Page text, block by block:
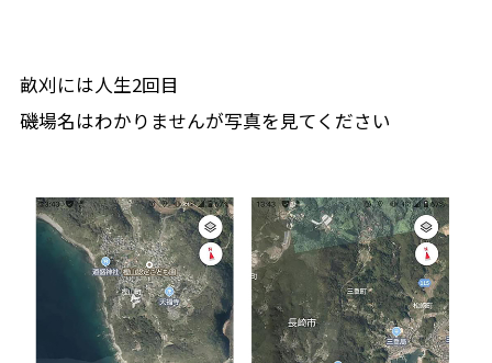
畝刈には人生2回目
磯場名はわかりませんが写真を見てください